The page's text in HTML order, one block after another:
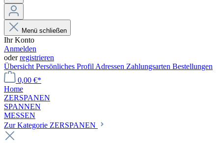
Menü schließen
Ihr Konto
Anmelden
oderregistrieren
Übersicht Persönliches Profil Adressen Zahlungsarten Bestellungen
0,00 €*
Home
ZERSPANEN
SPANNEN
MESSEN
Zur Kategorie ZERSPANEN